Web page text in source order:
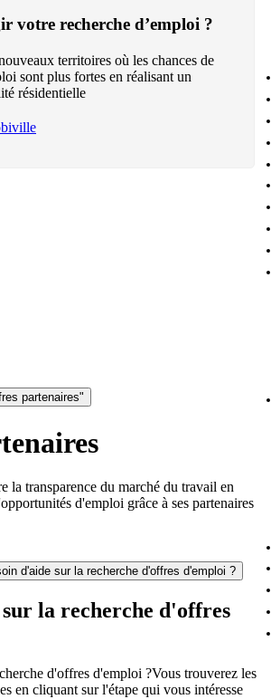
votre recherche d’emploi ?
territoires où les chances de
sont plus fortes en réalisant un
résidentielle
partenaires"
la transparence du marché du travail en
d'emploi grâce à ses partenaires
d'aide sur la recherche d'offres d'emploi ?
la recherche d'offres
d'offres d'emploi ?Vous trouverez les
en cliquant sur l'étape qui vous intéresse